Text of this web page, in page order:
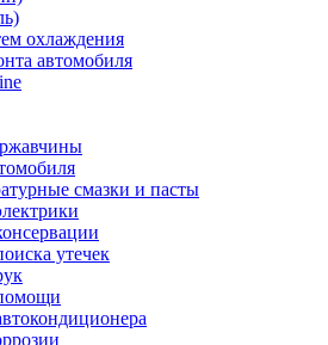
охлаждения
автомобиля
смазки и пасты
утечек